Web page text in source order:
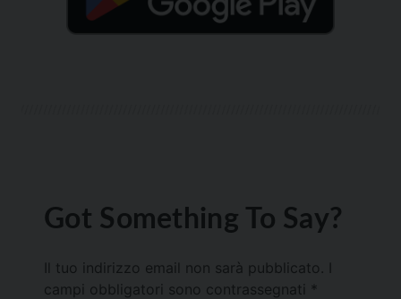
Got Something To Say?
Il tuo indirizzo email non sarà pubblicato.
campi obbligatori sono contrassegnati *